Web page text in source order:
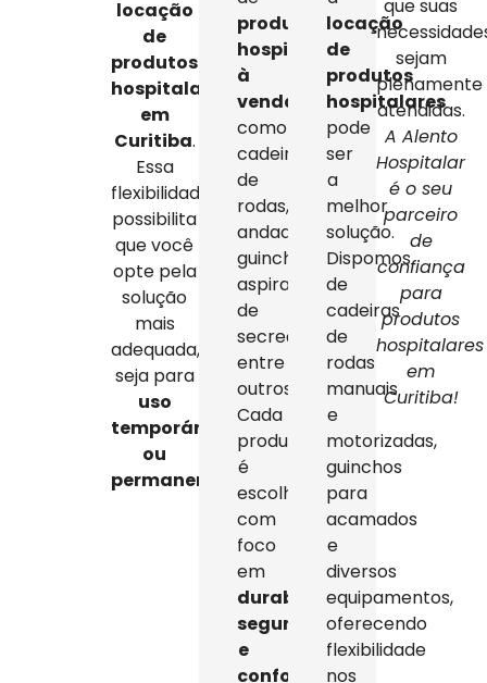
locação
de
produtos
hospitalares
em
Curitiba.
Essa
flexibilidade
possibilita
que você
opte pela
solução
mais
adequada,
seja para
uso
temporário
ou
permanente
produtos
hospitalares
à
venda
como
cadeiras
de
rodas,
andadores,
guinchos,
aspiradores
de
secreção,
entre
outros.
Cada
produto
é
escolhido
com
foco
em
durabilidade,
segurança
e
conforto
locação
de
produtos
hospitalares
pode
ser
a
melhor
solução.
Dispomos
de
cadeiras
de
rodas
manuais
e
motorizadas,
guinchos
para
acamados
e
diversos
equipamentos,
oferecendo
flexibilidade
nos
que suas
sejam
plenamente
atendidas.
A Alento
Hospitalar
é o seu
parceiro
de
confiança
para
produtos
hospitalares
em
Curitiba!